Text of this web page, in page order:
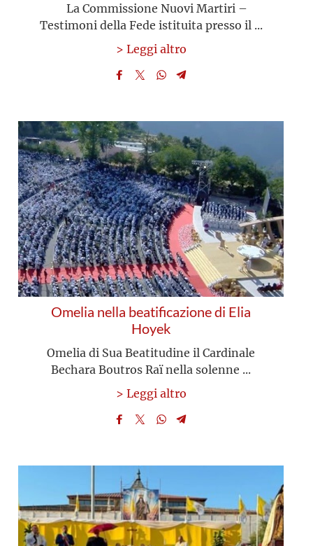
La Commissione Nuovi Martiri –
Testimoni della Fede istituita presso il ...
> Leggi altro
Omelia nella beatificazione di Elia
Hoyek
Omelia di Sua Beatitudine il Cardinale
Bechara Boutros Raï nella solenne ...
> Leggi altro